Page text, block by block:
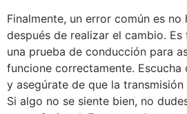
Finalmente, un error común es no
después de realizar el cambio.
una prueba de conducción para
funcione correctamente. Escucha
y asegúrate de que la
Si algo no se siente bien, no